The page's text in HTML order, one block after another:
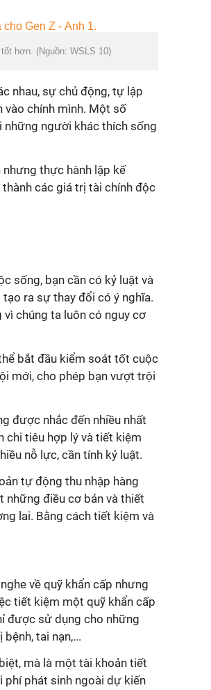
hơn. (Nguồn: WSLS 10)
nhau, sự chủ động, tự lập
vào chính mình. Một số
người khác thích sống
thực hành lập kế
các giá trị tài chính độc
sống, bạn cần có kỷ luật và
ra sự thay đổi có ý nghĩa.
vì chúng ta luôn có nguy cơ
bắt đầu kiểm soát tốt cuộc
mới, cho phép bạn vượt trội
được nhắc đến nhiều nhất
chi tiêu hợp lý và tiết kiệm
nỗ lực, cần tính kỷ luật.
tự động thu nhập hàng
những điều cơ bản và thiết
lai. Bằng cách tiết kiệm và
về quỹ khẩn cấp nhưng
tiết kiệm một quỹ khẩn cấp
được sử dụng cho những
tai nạn,...
mà là một tài khoản tiết
phí phát sinh ngoài dự kiến